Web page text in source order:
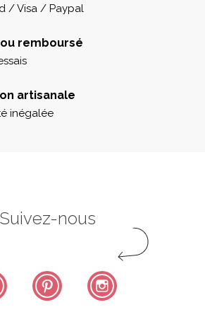
/ Visa / Paypal
remboursé
artisanale
inégalée
Suivez-nous
Facebook Pinterest